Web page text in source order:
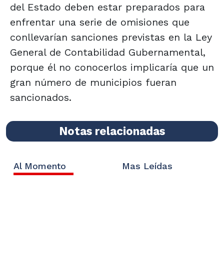
del Estado deben estar preparados para
enfrentar una serie de omisiones que
conllevarían sanciones previstas en la Ley
General de Contabilidad Gubernamental,
porque él no conocerlos implicaría que un
gran número de municipios fueran
sancionados.
Notas relacionadas
Al Momento Mas Leídas